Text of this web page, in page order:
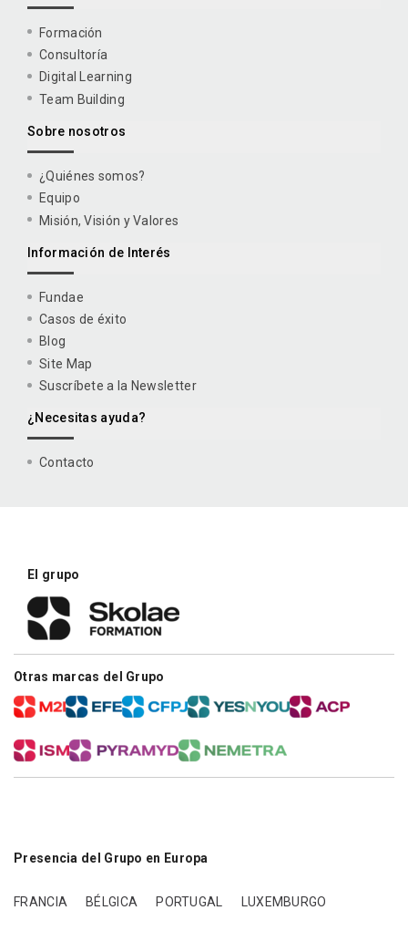
Formación
Consultoría
Digital Learning
Team Building
Sobre nosotros
¿Quiénes somos?
Equipo
Misión, Visión y Valores
Información de Interés
Fundae
Casos de éxito
Blog
Site Map
Suscríbete a la Newsletter
¿Necesitas ayuda?
Contacto
El grupo
Otras marcas del Grupo
Presencia del Grupo en Europa
FRANCIA BÉLGICA PORTUGAL LUXEMBURGO